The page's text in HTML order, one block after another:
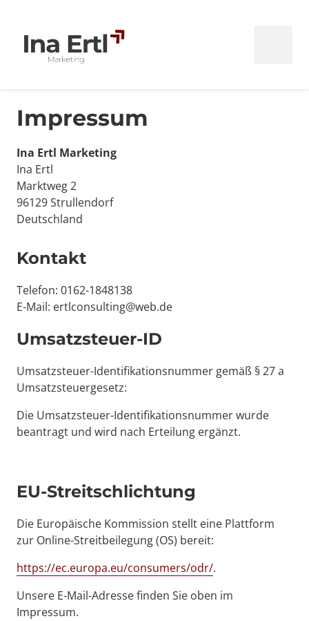
Impressum
Ina Ertl
Marktweg 2
96129 Strullendorf
Deutschland
Kontakt
Telefon: 0162-1848138
E-Mail: ertlconsulting@web.de
Umsatzsteuer-ID
Umsatzsteuer-Identifikationsnummer gemäß § 27 a
Umsatzsteuergesetz:
Die Umsatzsteuer-Identifikationsnummer wurde
beantragt und wird nach Erteilung ergänzt.
EU-Streitschlichtung
Die Europäische Kommission stellt eine Plattform
zur Online-Streitbeilegung (OS) bereit:
https://ec.europa.eu/consumers/odr/.
Unsere E-Mail-Adresse finden Sie oben im
Impressum.